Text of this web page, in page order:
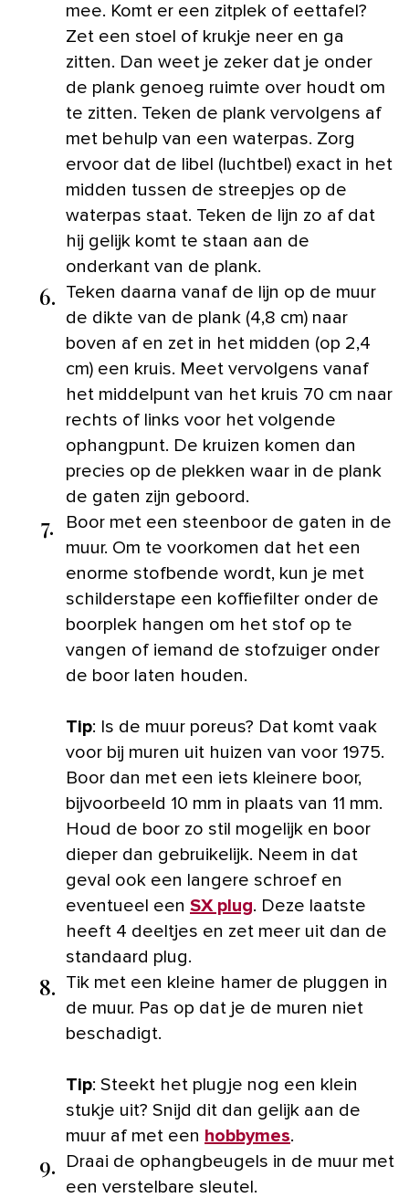
mee. Komt er een zitplek of eettafel?
Zet een stoel of krukje neer en ga
zitten. Dan weet je zeker dat je onder
de plank genoeg ruimte over houdt om
te zitten. Teken de plank vervolgens af
met behulp van een waterpas. Zorg
ervoor dat de libel (luchtbel) exact in het
midden tussen de streepjes op de
waterpas staat. Teken de lijn zo af dat
hij gelijk komt te staan aan de
onderkant van de plank.
6.
Teken daarna vanaf de lijn op de muur
de dikte van de plank (4,8 cm) naar
boven af en zet in het midden (op 2,4
cm) een kruis. Meet vervolgens vanaf
het middelpunt van het kruis 70 cm naar
rechts of links voor het volgende
ophangpunt. De kruizen komen dan
precies op de plekken waar in de plank
de gaten zijn geboord.
7.
Boor met een steenboor de gaten in de
muur. Om te voorkomen dat het een
enorme stofbende wordt, kun je met
schilderstape een koffiefilter onder de
boorplek hangen om het stof op te
vangen of iemand de stofzuiger onder
de boor laten houden.
Tip: Is de muur poreus? Dat komt vaak
voor bij muren uit huizen van voor 1975.
Boor dan met een iets kleinere boor,
bijvoorbeeld 10 mm in plaats van 11 mm.
Houd de boor zo stil mogelijk en boor
dieper dan gebruikelijk. Neem in dat
geval ook een langere schroef en
eventueel een SX plug. Deze laatste
heeft 4 deeltjes en zet meer uit dan de
standaard plug.
8.
Tik met een kleine hamer de pluggen in
de muur. Pas op dat je de muren niet
beschadigt.
Tip: Steekt het plugje nog een klein
stukje uit? Snijd dit dan gelijk aan de
muur af met een hobbymes.
9.
Draai de ophangbeugels in de muur met
een verstelbare sleutel.